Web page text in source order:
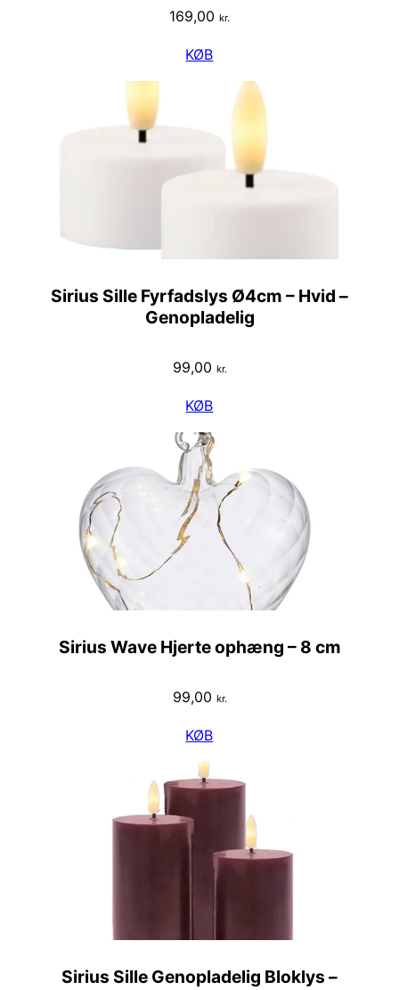
169,00 kr.
KØB
Sirius Sille Fyrfadslys Ø4cm – Hvid –
Genopladelig
99,00 kr.
KØB
Sirius Wave Hjerte ophæng – 8 cm
99,00 kr.
KØB
Sirius Sille Genopladelig Bloklys –